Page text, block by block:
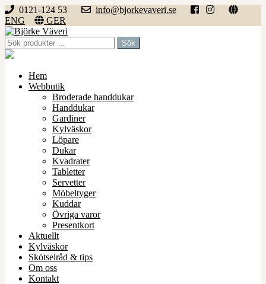
0121-124 53
info@bjorkevaveri.se
ENG
GER
Hoppa
till
navigering
Hoppa
till
innehåll
Sök
efter:
Sök
Hem
Webbutik
Broderade handdukar
Handdukar
Gardiner
Kylväskor
Löpare
Dukar
Kvadrater
Tabletter
Servetter
Möbeltyger
Kuddar
Övriga varor
Presentkort
Aktuellt
Kylväskor
Skötselråd & tips
Om oss
Kontakt